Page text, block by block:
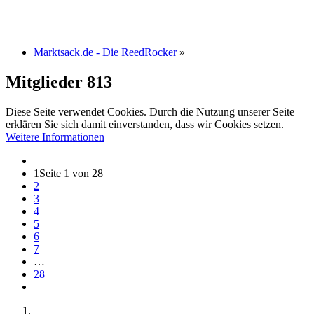
Marktsack.de - Die ReedRocker »
Mitglieder 813
Diese Seite verwendet Cookies. Durch die Nutzung unserer Seite
erklären Sie sich damit einverstanden, dass wir Cookies setzen.
Weitere Informationen
1 Seite 1 von 28
2
3
4
5
6
7
…
28